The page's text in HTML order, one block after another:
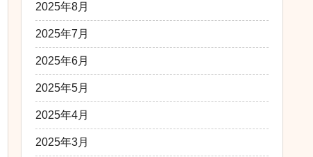
2025年8月
2025年7月
2025年6月
2025年5月
2025年4月
2025年3月